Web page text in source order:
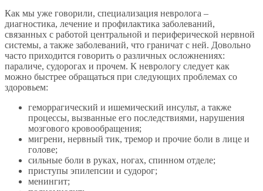
Как мы уже говорили, специализация невролога –
диагностика, лечение и профилактика заболеваний,
связанных с работой центральной и периферической нервной
системы, а также заболеваний, что граничат с ней. Довольно
часто приходится говорить о различных осложнениях:
параличе, судорогах и прочем. К неврологу следует как
можно быстрее обращаться при следующих проблемах со
здоровьем:
геморрагический и ишемический инсульт, а также
процессы, вызванные его последствиями, нарушения
мозгового кровообращения;
мигрени, нервный тик, тремор и прочие боли в лице и
голове;
сильные боли в руках, ногах, спинном отделе;
приступы эпилепсии и судорог;
менингит;